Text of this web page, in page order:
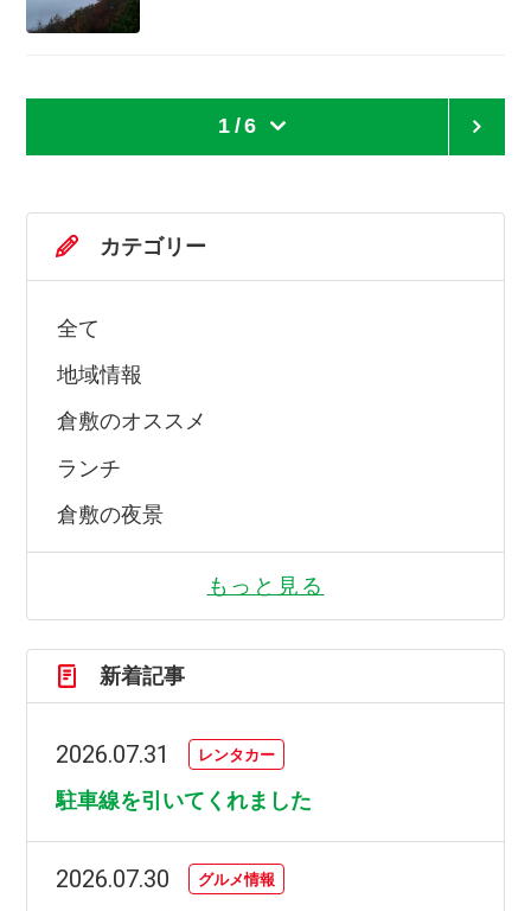
1 /6
カテゴリー
全て
地域情報
倉敷のオススメ
ランチ
倉敷の夜景
もっと見る
新着記事
2026.07.31 レンタカー
駐車線を引いてくれました
2026.07.30 グルメ情報